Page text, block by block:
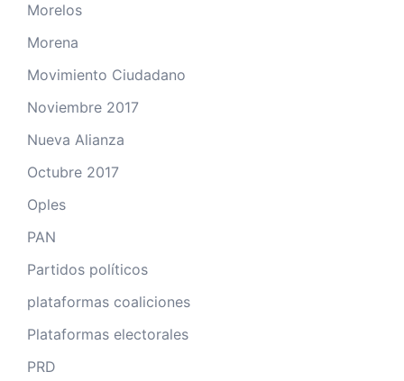
Morelos
Morena
Movimiento Ciudadano
Noviembre 2017
Nueva Alianza
Octubre 2017
Oples
PAN
Partidos políticos
plataformas coaliciones
Plataformas electorales
PRD